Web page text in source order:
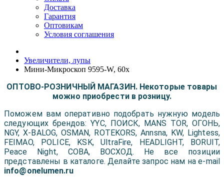
Доставка
Гарантия
Оптовикам
Условия соглашения
Увеличители, лупы
Мини-Микроскоп 9595-W, 60x
ОПТОВО-РОЗНИЧНЫЙ МАГАЗИН. Некоторые товары
можно приобрести в розницу.
Поможем вам оперативно подобрать нужную модель
следующих брендов: YYC, ПОИСК, MANS TOR, ОГОНЬ,
NGY, X-BALOG, OSMAN, ROTEKORS, Annsna, KW, Lightess,
FEIMAO, POLICE, KSK, UltraFire, HEADLIGHT, BORUIT,
Peace Night, COBA, ВОСХОД. Не все позиции
представлены в каталоге. Делайте запрос нам на e-mail
info@onelumen.ru